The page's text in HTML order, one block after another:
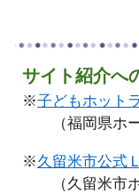
サイト紹介へ
※子どもホット
（福岡県ホー
※久留米市公式
（久留米市ホ